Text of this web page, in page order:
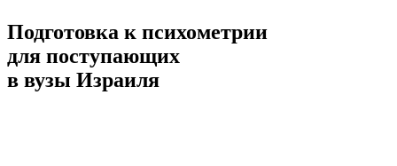
Подготовка к психометрии
для поступающих
в вузы Израиля